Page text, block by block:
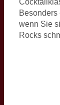
Besonders
wenn Sie
Rocks